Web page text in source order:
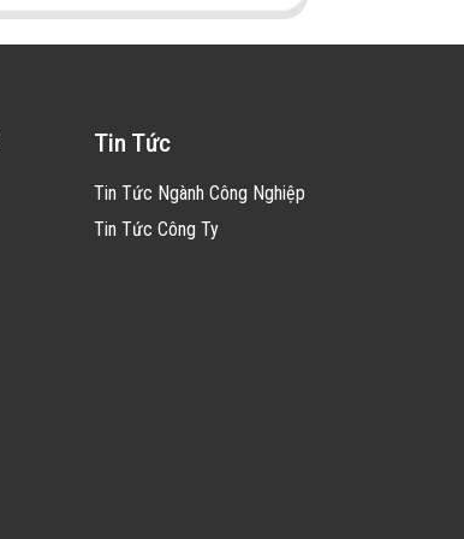
Tin Tức
Tin Tức Ngành Công Nghiệp
Tin Tức Công Ty